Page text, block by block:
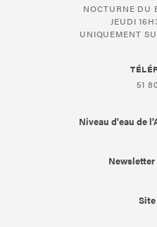
NOCTURNE DU
JEUDI
UNIQUEMENT
51
Niveau d'eau de